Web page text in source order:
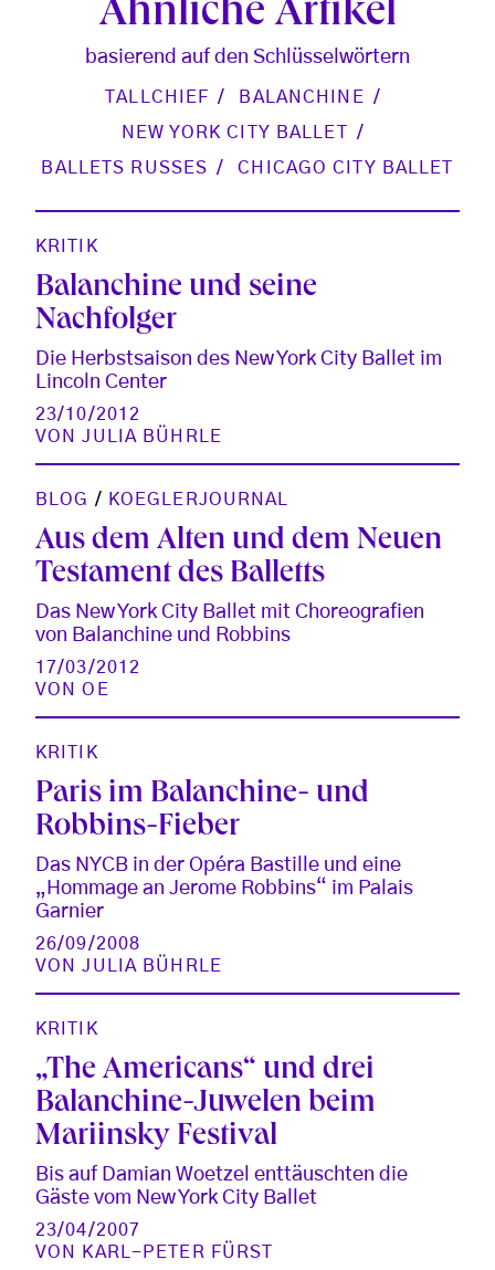
Ähnliche Artikel
basierend auf den Schlüsselwörtern
TALLCHIEF
BALANCHINE
NEW YORK CITY BALLET
BALLETS RUSSES
CHICAGO CITY BALLET
KRITIK
Balanchine und seine
Nachfolger
Die Herbstsaison des New York City Ballet im
Lincoln Center
23/10/2012
VONJULIA BÜHRLE
BLOG / KOEGLERJOURNAL
Aus dem Alten und dem Neuen
Testament des Balletts
Das New York City Ballet mit Choreografien
von Balanchine und Robbins
17/03/2012
VONOE
KRITIK
Paris im Balanchine- und
Robbins-Fieber
Das NYCB in der Opéra Bastille und eine
„Hommage an Jerome Robbins“ im Palais
Garnier
26/09/2008
VONJULIA BÜHRLE
KRITIK
„The Americans“ und drei
Balanchine-Juwelen beim
Mariinsky Festival
Bis auf Damian Woetzel enttäuschten die
Gäste vom New York City Ballet
23/04/2007
VON
KARL-PETER FÜRST